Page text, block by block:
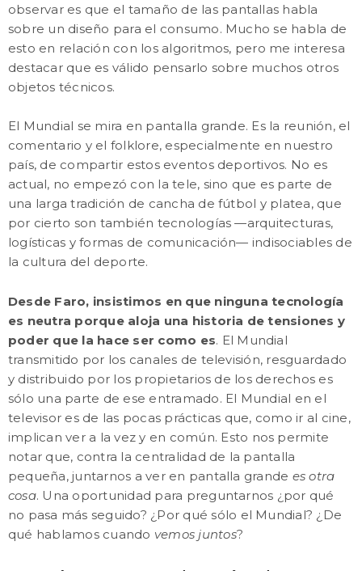
observar es que el tamaño de las pantallas habla
sobre un diseño para el consumo. Mucho se habla de
esto en relación con los algoritmos, pero me interesa
destacar que es válido pensarlo sobre muchos otros
objetos técnicos.
El Mundial se mira en pantalla grande. Es la reunión, el
comentario y el folklore, especialmente en nuestro
país, de compartir estos eventos deportivos. No es
actual, no empezó con la tele, sino que es parte de
una larga tradición de cancha de fútbol y platea, que
por cierto son también tecnologías —arquitecturas,
logísticas y formas de comunicación— indisociables de
la cultura del deporte.
Desde Faro, insistimos en que ninguna tecnología
es neutra porque aloja una historia de tensiones y
poder que la hace ser como es. El Mundial
transmitido por los canales de televisión, resguardado
y distribuido por los propietarios de los derechos es
sólo una parte de ese entramado. El Mundial en el
televisor es de las pocas prácticas que, como ir al cine,
implican ver a la vez y en común. Esto nos permite
notar que, contra la centralidad de la pantalla
pequeña, juntarnos a ver en pantalla grande es otra
cosa. Una oportunidad para preguntarnos ¿por qué
no pasa más seguido? ¿Por qué sólo el Mundial? ¿De
qué hablamos cuando vemos juntos?